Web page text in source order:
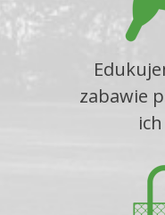
zabawie